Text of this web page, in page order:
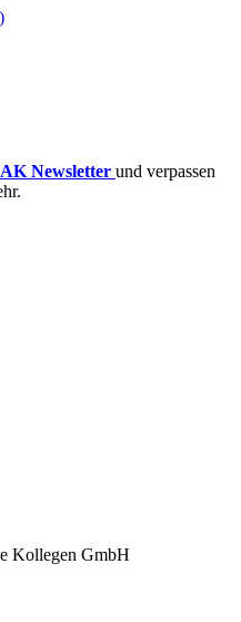
Newsletter und verpassen
Kollegen GmbH